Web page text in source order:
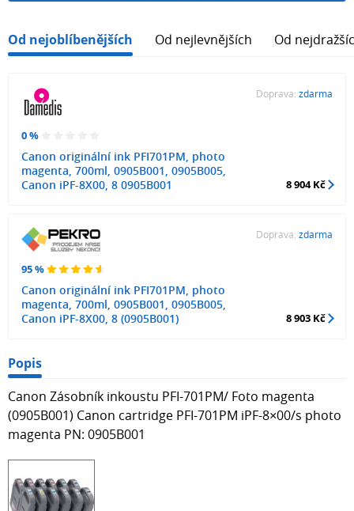
Od nejoblíbenějších Od nejlevnějších Od
0 %
Canon originální ink PFI701PM, photo
magenta, 700ml, 0905B001, 0905B005,
Canon iPF-8X00, 8 0905B001
Doprava: zdarma
8 904 Kč
95 %
Canon originální ink PFI701PM, photo
magenta, 700ml, 0905B001, 0905B005,
Canon iPF-8X00, 8 (0905B001)
Doprava: zdarma
8 903 Kč
Popis
Canon Zásobník inkoustu PFI-701PM/ Foto magenta
(0905B001) Canon cartridge PFI-701PM iPF-8×00/s photo
magenta PN: 0905B001